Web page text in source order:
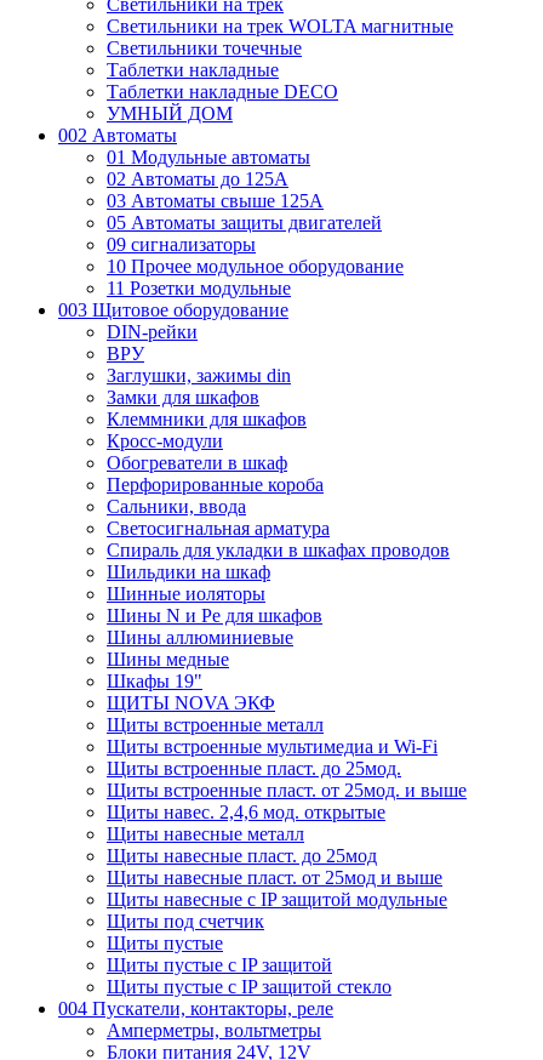
Светильники на трек
Светильники на трек WOLTA магнитные
Светильники точечные
Таблетки накладные
Таблетки накладные DECO
УМНЫЙ ДОМ
002 Автоматы
01 Модульные автоматы
02 Автоматы до 125А
03 Автоматы свыше 125А
05 Автоматы защиты двигателей
09 сигнализаторы
10 Прочее модульное оборудование
11 Розетки модульные
003 Щитовое оборудование
DIN-рейки
ВРУ
Заглушки, зажимы din
Замки для шкафов
Клеммники для шкафов
Кросс-модули
Обогреватели в шкаф
Перфорированные короба
Сальники, ввода
Светосигнальная арматура
Спираль для укладки в шкафах проводов
Шильдики на шкаф
Шинные иоляторы
Шины N и Pe для шкафов
Шины аллюминиевые
Шины медные
Шкафы 19"
ЩИТЫ NOVA ЭКФ
Щиты встроенные металл
Щиты встроенные мультимедиа и Wi-Fi
Щиты встроенные пласт. до 25мод.
Щиты встроенные пласт. от 25мод. и выше
Щиты навес. 2,4,6 мод. открытые
Щиты навесные металл
Щиты навесные пласт. до 25мод
Щиты навесные пласт. от 25мод и выше
Щиты навесные с IP защитой модульные
Щиты под счетчик
Щиты пустые
Щиты пустые с IP защитой
Щиты пустые с IP защитой стекло
004 Пускатели, контакторы, реле
Амперметры, вольтметры
Блоки питания 24V, 12V